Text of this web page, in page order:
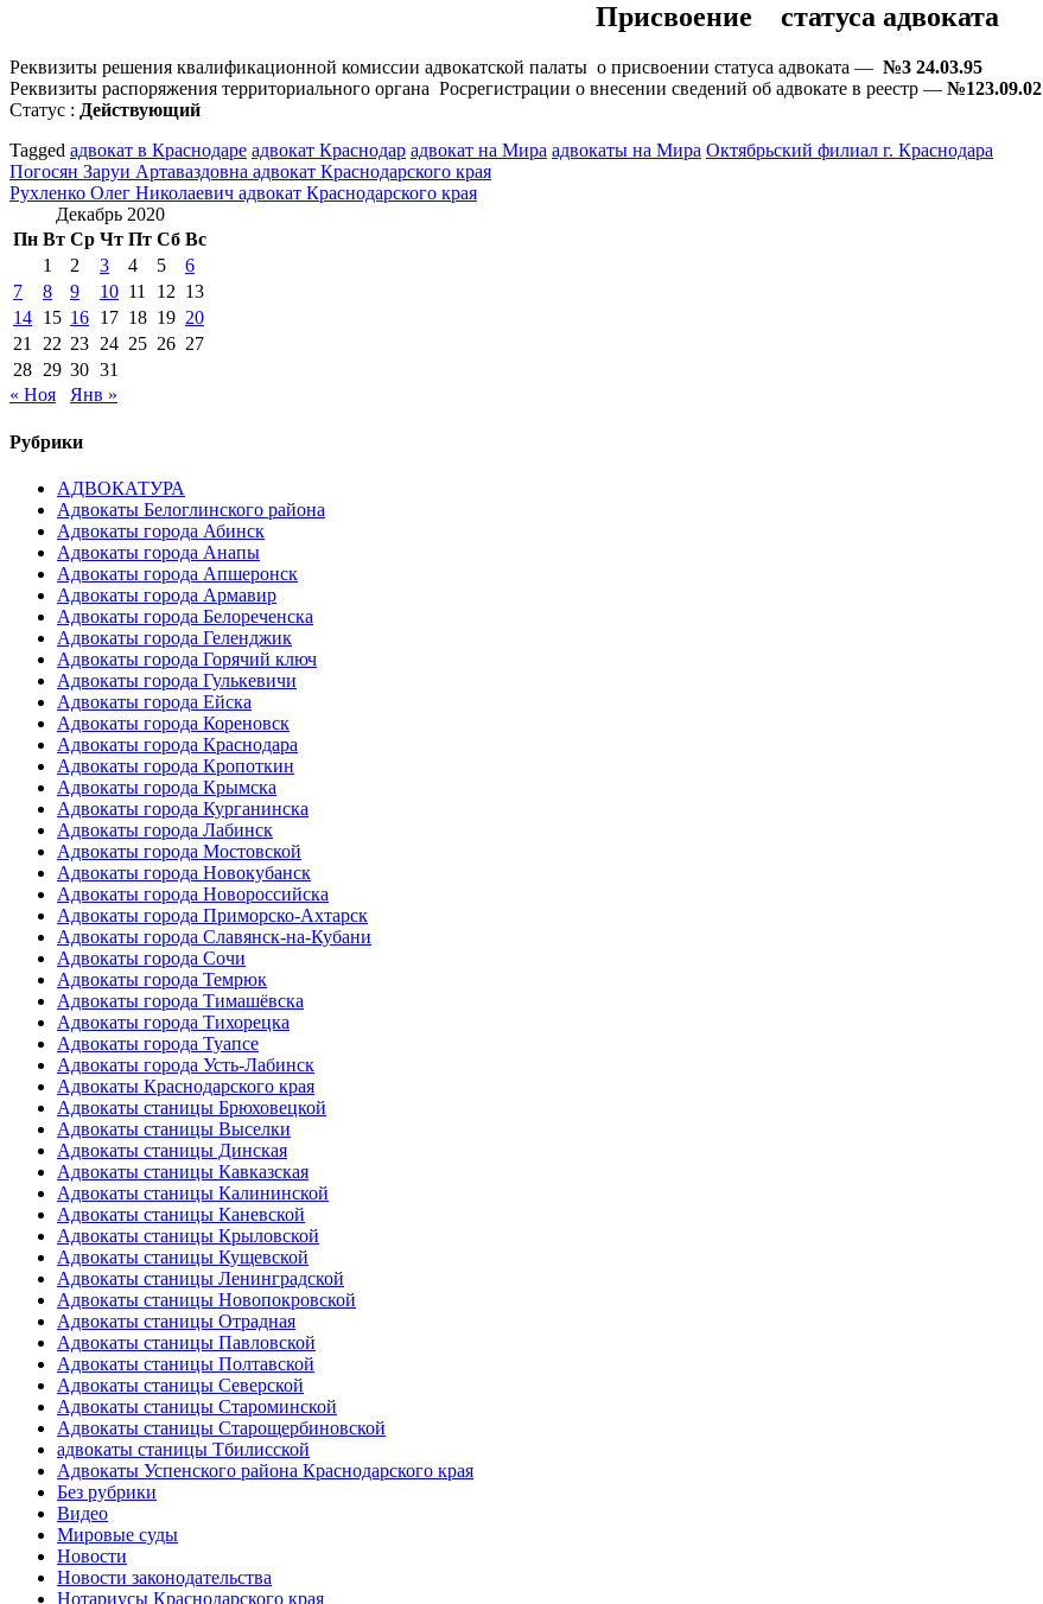
Присвоение статуса адвоката
Реквизиты решения квалификационной комиссии адвокатской палаты о присвоении статуса адвоката — №3 24.03.95
Реквизиты распоряжения территориального органа Росрегистрации о внесении сведений об адвокате в реестр — №123.09.02
Статус : Действующий
Tagged адвокат в Краснодаре адвокат Краснодар адвокат на Мира адвокаты на Мира Октябрьский филиал г. Краснодара
Навигация
по
записям
Погосян Заруи Артаваздовна адвокат Краснодарского края
Рухленко Олег Николаевич адвокат Краснодарского края
Декабрь 2020
Пн Вт Ср Чт Пт Сб Вс
1
2 3 4 5
6
7
8 9 10 11 12 13
14 15 16 17 18 19 20
21
22 23 24 25 26 27
28 29 30 31
« Ноя
Янв »
Рубрики
АДВОКАТУРА
Адвокаты Белоглинского района
Адвокаты города Абинск
Адвокаты города Анапы
Адвокаты города Апшеронск
Адвокаты города Армавир
Адвокаты города Белореченска
Адвокаты города Геленджик
Адвокаты города Горячий ключ
Адвокаты города Гулькевичи
Адвокаты города Ейска
Адвокаты города Кореновск
Адвокаты города Краснодара
Адвокаты города Кропоткин
Адвокаты города Крымска
Адвокаты города Курганинска
Адвокаты города Лабинск
Адвокаты города Мостовской
Адвокаты города Новокубанск
Адвокаты города Новороссийска
Адвокаты города Приморско-Ахтарск
Адвокаты города Славянск-на-Кубани
Адвокаты города Сочи
Адвокаты города Темрюк
Адвокаты города Тимашёвска
Адвокаты города Тихорецка
Адвокаты города Туапсе
Адвокаты города Усть-Лабинск
Адвокаты Краснодарского края
Адвокаты станицы Брюховецкой
Адвокаты станицы Выселки
Адвокаты станицы Динская
Адвокаты станицы Кавказская
Адвокаты станицы Калининской
Адвокаты станицы Каневской
Адвокаты станицы Крыловской
Адвокаты станицы Кущевской
Адвокаты станицы Ленинградской
Адвокаты станицы Новопокровской
Адвокаты станицы Отрадная
Адвокаты станицы Павловской
Адвокаты станицы Полтавской
Адвокаты станицы Северской
Адвокаты станицы Староминской
Адвокаты станицы Старощербиновской
адвокаты станицы Тбилисской
Адвокаты Успенского района Краснодарского края
Без рубрики
Видео
Мировые суды
Новости
Новости законодательства
Нотариусы Краснодарского края